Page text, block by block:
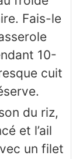
Fais-le
10-
cuit
du riz,
et l’ail
un filet